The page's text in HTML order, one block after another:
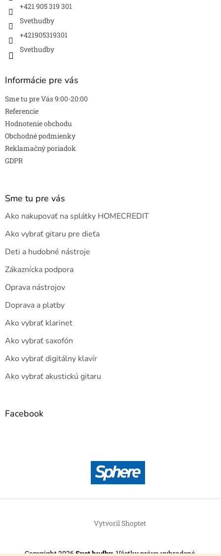
+421 905 319 301
Svethudby
+421905319301
Svethudby
Informácie pre vás
Sme tu pre Vás 9:00-20:00
Referencie
Hodnotenie obchodu
Obchodné podmienky
Reklamačný poriadok
GDPR
Sme tu pre vás
Ako nakupovať na splátky HOMECREDIT
Ako vybrať gitaru pre dieťa
Deti a hudobné nástroje
Zákaznícka podpora
Oprava nástrojov
Doprava a platby
Ako vybrať klarinet
Ako vybrať saxofón
Ako vybrať digitálny klavír
Ako vybrať akustickú gitaru
Facebook
Vytvoril Shoptet
Copyright 2026Svet hudby. Všetky práva vyhradené.